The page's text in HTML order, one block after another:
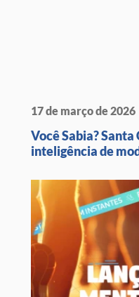
17 de março de 2026
Você Sabia?
inteligência de